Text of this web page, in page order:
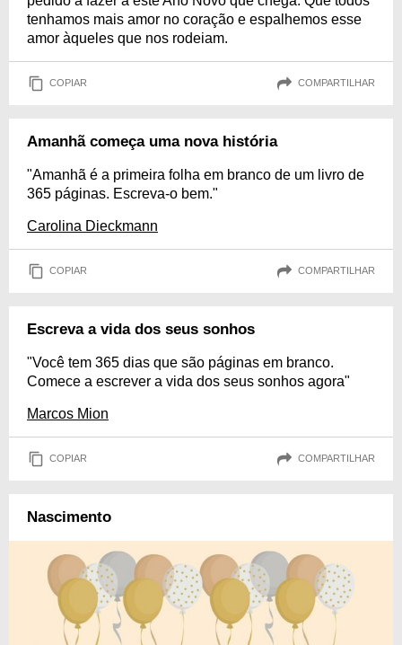
tenhamos mais amor no coração e espalhemos esse
amor àqueles que nos rodeiam.
COPIAR COMPARTILHAR
Amanhã começa uma nova história
"Amanhã é a primeira folha em branco de um livro de
365 páginas. Escreva-o bem."
Carolina Dieckmann
COPIAR COMPARTILHAR
Escreva a vida dos seus sonhos
"Você tem 365 dias que são páginas em branco.
Comece a escrever a vida dos seus sonhos agora"
Marcos Mion
COPIAR COMPARTILHAR
Nascimento